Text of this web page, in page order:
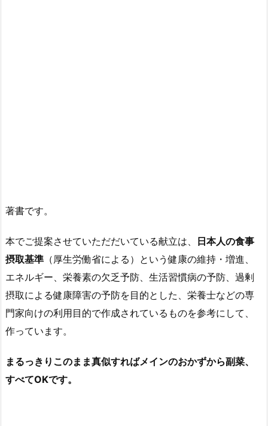
著書です。
本でご提案させていただだいている献立は、 日本人の食事
摂取基準 （厚生労働省による）という健康の維持・増進、
エネルギー、栄養素の欠乏予防、生活習慣病の予防、過剰
摂取による健康障害の予防を目的とした、栄養士などの専
門家向けの利用目的で作成されているものを参考にして、
作っています。
まるっきりこのまま真似すればメインのおかずから副菜、
すべてOKです。